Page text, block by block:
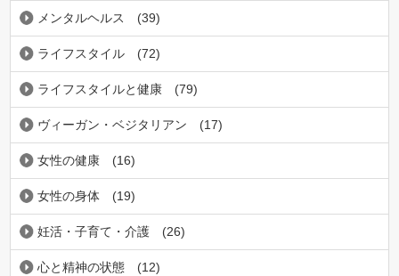
メンタルヘルス (39)
ライフスタイル (72)
ライフスタイルと健康 (79)
ヴィーガン・ベジタリアン (17)
女性の健康 (16)
女性の身体 (19)
妊活・子育て・介護 (26)
心と精神の状態 (12)